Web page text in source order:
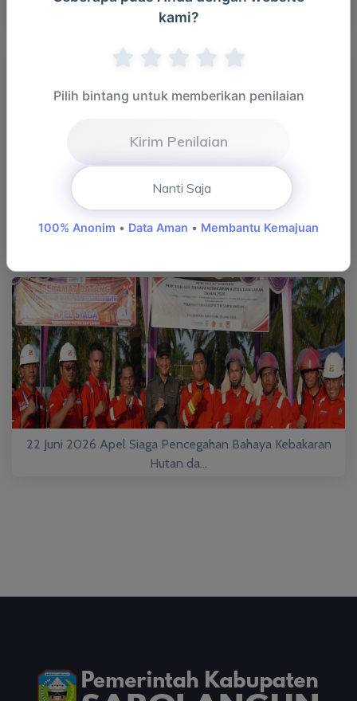
Hutan da...
22 Juni 2026 Apel Siaga Pencegahan Bahaya Kebakaran
22 Juni 2026 Apel Siaga Pencegahan Bahaya Kebakaran
Hutan da...
kami?
Pilih bintang untuk memberikan penilaian
Kirim Penilaian
Nanti Saja
100% Anonim • Data Aman • Membantu Kemajuan